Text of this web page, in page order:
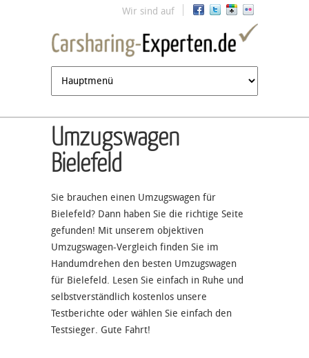
Jump to navigation
Wir sind auf
Umzugswagen
Bielefeld
Sie brauchen einen Umzugswagen für
Bielefeld? Dann haben Sie die richtige Seite
gefunden! Mit unserem objektiven
Umzugswagen-Vergleich finden Sie im
Handumdrehen den besten Umzugswagen
für Bielefeld. Lesen Sie einfach in Ruhe und
selbstverständlich kostenlos unsere
Testberichte oder wählen Sie einfach den
Testsieger. Gute Fahrt!